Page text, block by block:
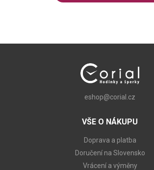
eshop@corial.cz
VŠE O NÁKUPU
Doprava a platba
Doručení na Slovensko
Vrácení a výměny